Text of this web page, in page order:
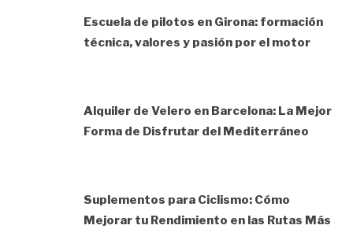
Escuela de pilotos en Girona: formación
técnica, valores y pasión por el motor
Alquiler de Velero en Barcelona: La Mejor
Forma de Disfrutar del Mediterráneo
Suplementos para Ciclismo: Cómo
Mejorar tu Rendimiento en las Rutas Más